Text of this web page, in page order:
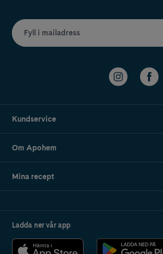
Fyll i mailadress
Kundservice
Om Apohem
Mina recept
Ladda ner vår app